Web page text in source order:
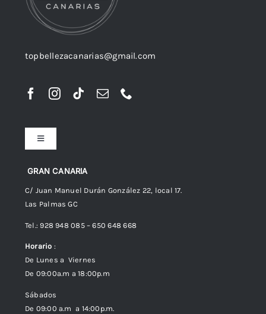
topbellezacanarias@gmail.com
GRAN CANARIA
C/ Juan Manuel Durán González 22, local 17.
Las Palmas GC
Tel.: 928 948 085 – 650 648 668
Horario :
De Lunes a Viernes
De 09:00a.m a 18:00p.m
Sábados
De 09:00 a.m a 14:00p.m.
Toggle
Navigation
Preguntas frecuentes
Envíos
Política de Privacidad